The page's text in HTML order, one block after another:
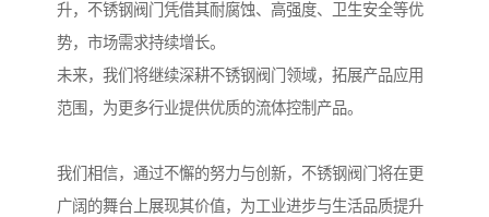
升，不锈钢阀门凭借其耐腐蚀、高强度、卫生安全等优
势，市场需求持续增长。
未来，我们将继续深耕不锈钢阀门领域，拓展产品应用
范围，为更多行业提供优质的流体控制产品。
我们相信，通过不懈的努力与创新，不锈钢阀门将在更
广阔的舞台上展现其价值，为工业进步与生活品质提升